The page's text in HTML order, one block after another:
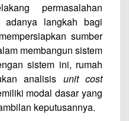
permasalahan
langkah bagi
sumber
membangun sistem
sistem ini, rumah
analisis unit cost
modal dasar yang
keputusannya.